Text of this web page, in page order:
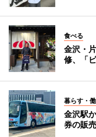
食べる
金沢・
修、「
暮らす・働
金沢駅
券の販